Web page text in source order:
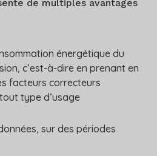
de multiples avantages
énergétique du
c’est-à-dire en prenant en
facteurs correcteurs
type d’usage
sur des périodes